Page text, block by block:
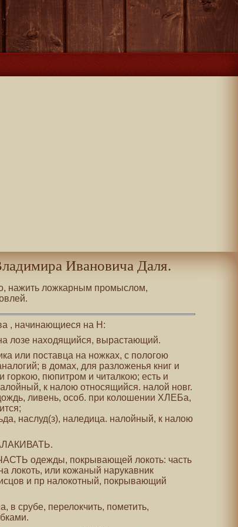
Ивановича Даля.
нажить ложкарным промыслом,
, начинающиеся на Н:
лозе находящийся, вырастающий.
или поставца на ножках, с пологою
в домах, для разложенья книг и
горкою, пюпитром и читалкою; есть и
к налою относящийся. налой новг.
ливень, особ. при колошении ХЛЕБа,
наслуд(з), наледица. налойный, к налою
одежды, покрывающей локоть: часть
локоть, или кожаный нарукавник
и пр налокотный, покрывающий
в срубе, перелокчить, пометить,